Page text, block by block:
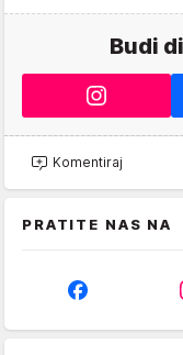
Budi
Komentiraj
PRATITE NAS NA